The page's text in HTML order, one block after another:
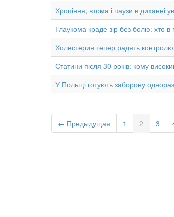
Хропіння, втома і паузи в диханні
Глаукома краде зір без болю: хто в
Холестерин тепер радять
Статини після 30 років: кому
У Польщі готують заборону
← Предыдущая 1 2 3